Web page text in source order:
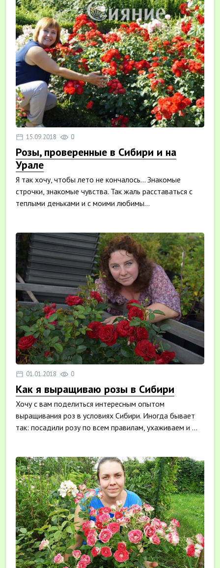
15.09.2018 0
Розы, проверенные в Сибири и на
Урале
Я так хочу, чтобы лето не кончалось… Знакомые
строчки, знакомые чувства. Так жаль расставаться с
теплыми деньками и с моими любимы...
01.01.2018 0
Как я выращиваю розы в Сибири
Хочу с вам поделиться интересным опытом
выращивания роз в условиях Сибири. Иногда бывает
так: посадили розу по всем правилам, ухаживаем и ...